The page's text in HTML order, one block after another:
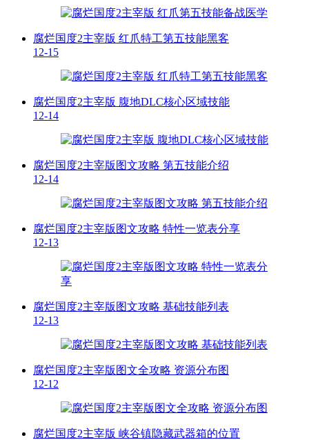
腐烂国度2主宰版 红爪特工第五技能黑客
12-15
腐烂国度2主宰版 腹地DLC核心区域技能
12-14
腐烂国度2主宰版图文攻略 第五技能介绍
12-14
腐烂国度2主宰版图文攻略 特性一览表分享
12-13
腐烂国度2主宰版图文攻略 基础技能列表
12-13
腐烂国度2主宰版图文全攻略 资源分布图
12-12
腐烂国度2主宰版 峡谷镇隐藏武器箱的位置